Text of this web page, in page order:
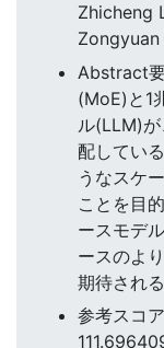
Zhicheng
Zongyuan
Abstract
(MoE)と1
ル(LLM)
配してい
うなスケ
ことを目
ースモデ
ースのよ
期待され
参考スコ